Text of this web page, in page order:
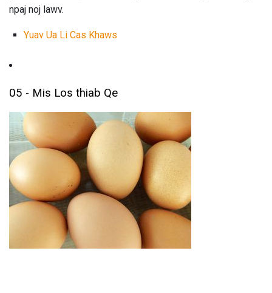
npaj noj lawv.
Yuav Ua Li Cas Khaws
05 - Mis Los thiab Qe